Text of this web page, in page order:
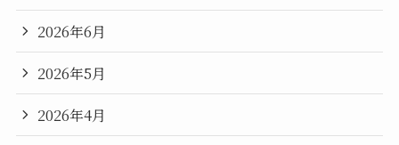
2026年6月
2026年5月
2026年4月